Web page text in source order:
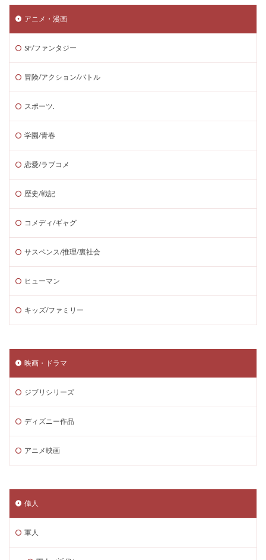
アニメ・漫画
SF/ファンタジー
冒険/アクション/バトル
スポーツ.
学園/青春
恋愛/ラブコメ
歴史/戦記
コメディ/ギャグ
サスペンス/推理/裏社会
ヒューマン
キッズ/ファミリー
映画・ドラマ
ジブリシリーズ
ディズニー作品
アニメ映画
偉人
軍人